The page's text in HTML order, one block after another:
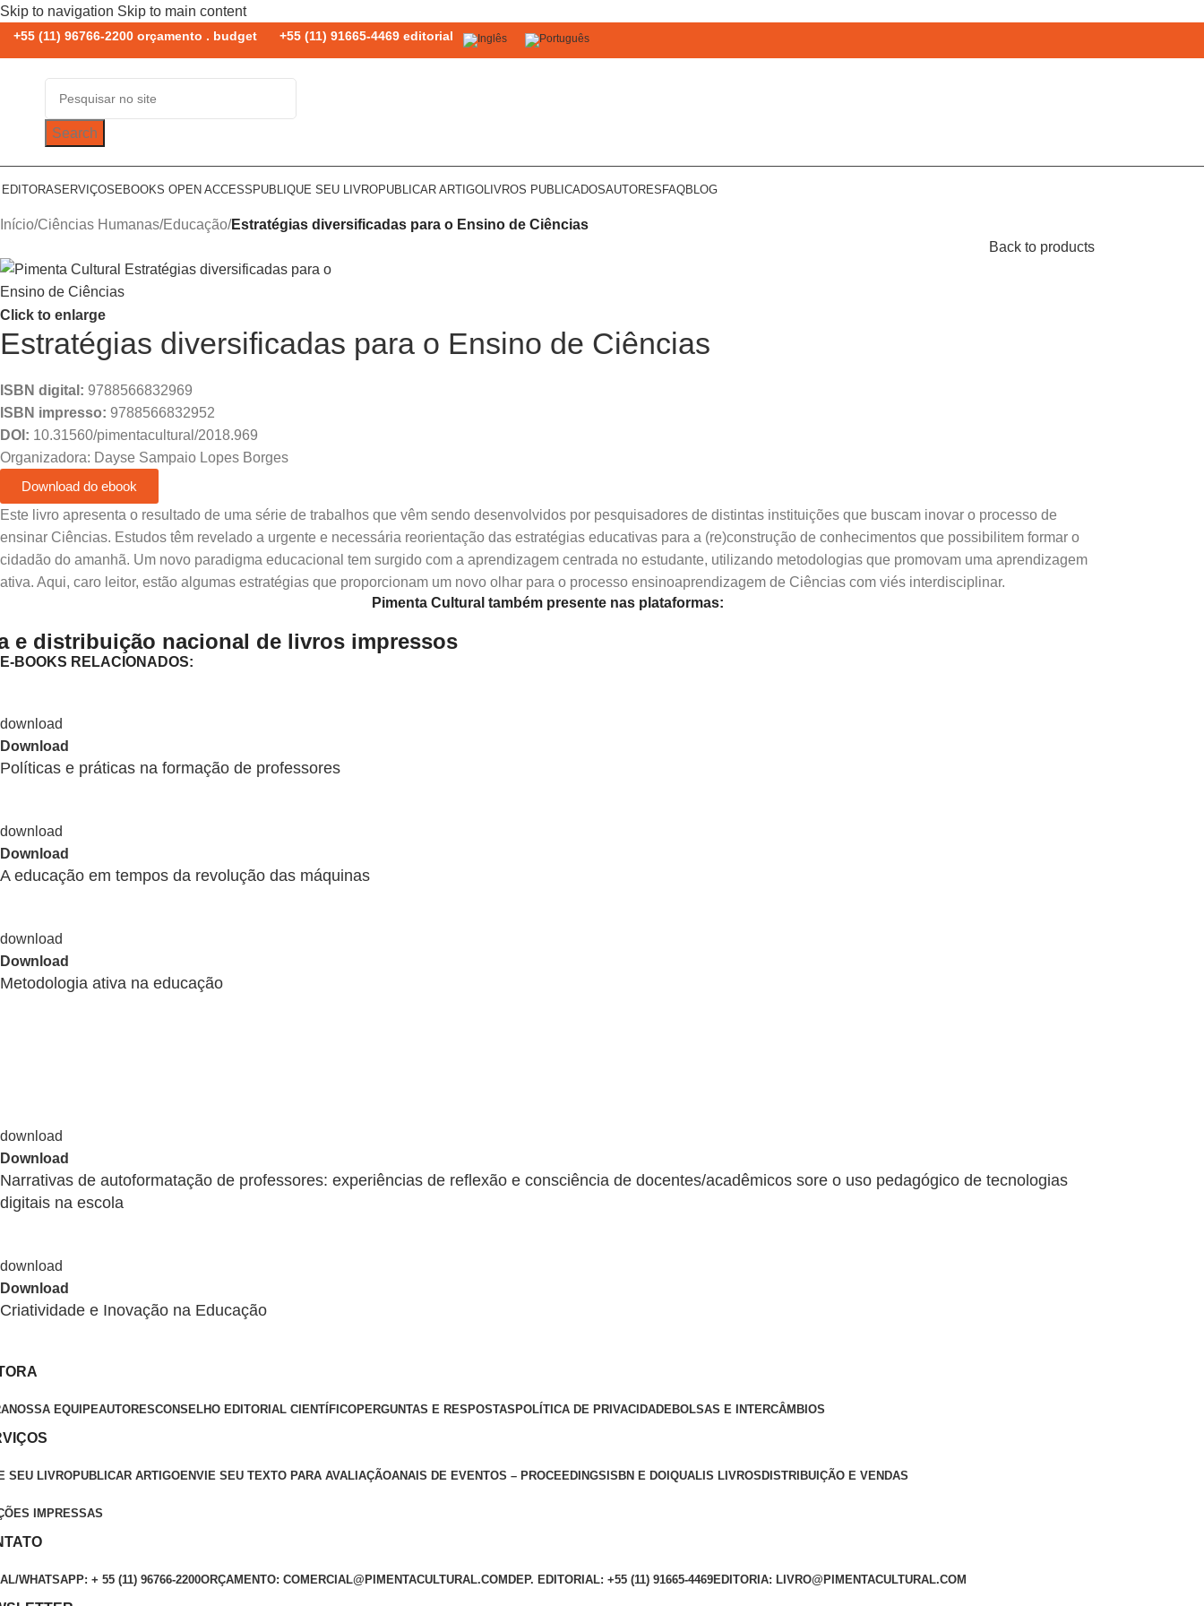
Skip to navigation Skip to main content
+55 (11) 96766-2200 orçamento . budget +55 (11) 91665-4469 editorial
Search
SERVIÇOS EBOOKS OPEN ACCESS PUBLIQUE SEU LIVROPUBLICAR ARTIGOLIVROS PUBLICADOSAUTORES FAQBLOG
Início/Ciências Humanas/Educação/Estratégias diversificadas para o Ensino de Ciências
Back to products
Click to enlarge
Estratégias diversificadas para o Ensino de Ciências
ISBN digital: 9788566832969
ISBN impresso: 9788566832952
DOI: 10.31560/pimentacultural/2018.969
Organizadora: Dayse Sampaio Lopes Borges
Download do ebook
Este livro apresenta o resultado de uma série de trabalhos que vêm sendo desenvolvidos por pesquisadores de distintas instituições que buscam inovar o processo de
ensinar Ciências. Estudos têm revelado a urgente e necessária reorientação das estratégias educativas para a (re)construção de conhecimentos que possibilitem formar o
cidadão do amanhã. Um novo paradigma educacional tem surgido com a aprendizagem centrada no estudante, utilizando metodologias que promovam uma aprendizagem
ativa. Aqui, caro leitor, estão algumas estratégias que proporcionam um novo olhar para o processo ensinoaprendizagem de Ciências com viés interdisciplinar.
Pimenta Cultural também presente nas plataformas:
e distribuição nacional de livros impressos
E-BOOKS RELACIONADOS:
Download
Políticas e práticas na formação de professores
Download
A educação em tempos da revolução das máquinas
Download
Metodologia ativa na educação
Download
Narrativas de autoformatação de professores: experiências de reflexão e consciência de docentes/acadêmicos sore o uso pedagógico de tecnologias
digitais na escola
Download
Criatividade e Inovação na Educação
NOSSA EQUIPEAUTORESCONSELHO EDITORIAL CIENTÍFICOPERGUNTAS E RESPOSTAS POLÍTICA DE PRIVACIDADEBOLSAS E INTERCÂMBIOS
SEU LIVROPUBLICAR ARTIGOENVIE SEU TEXTO PARA AVALIAÇÃOANAIS DE EVENTOS – PROCEEDINGS ISBN E DOIQUALIS LIVROS DISTRIBUIÇÃO E VENDAS
IMPRESSAS
WHATSAPP: + 55 (11) 96766-2200ORÇAMENTO: COMERCIAL@PIMENTACULTURAL.COM DEP. EDITORIAL: +55 (11) 91665-4469EDITORIA: LIVRO@PIMENTACULTURAL.COM